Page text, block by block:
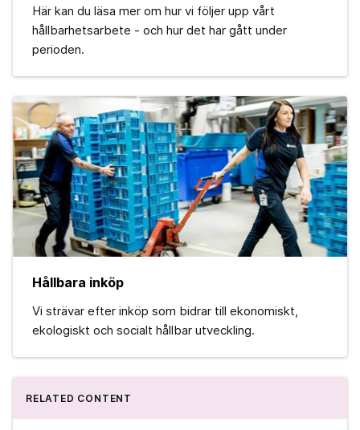
Här kan du läsa mer om hur vi följer upp vårt
hållbarhetsarbete - och hur det har gått under
perioden.
Hållbara inköp
Vi strävar efter inköp som bidrar till ekonomiskt,
ekologiskt och socialt hållbar utveckling.
RELATED CONTENT